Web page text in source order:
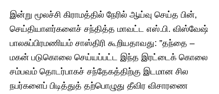
​இன்று மூலச்சி கிராமத்தில் நேரில் ஆய்வு செய்த பின்,
செய்தியாளர்களைச் சந்தித்த மாவட்ட எஸ்.பி. விஸ்வேஷ்
பாலசுப்பிரமணியம் சாஸ்திரி கூறியதாவது: ​”தந்தை –
மகன் படுகொலை செய்யப்பட்ட இந்த இரட்டைக் கொலை
சம்பவம் தொடர்பாகச் சந்தேகத்திற்கு இடமான சில
நபர்களைப் பிடித்துத் தற்பொழுது தீவிர விசாரணை